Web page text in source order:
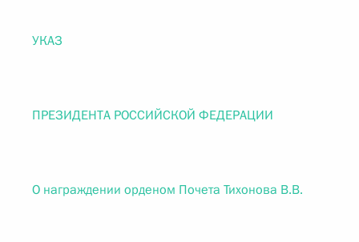
УКАЗ
ПРЕЗИДЕНТА РОССИЙСКОЙ ФЕДЕРАЦИИ
О награждении орденом Почета Тихонова В.В.